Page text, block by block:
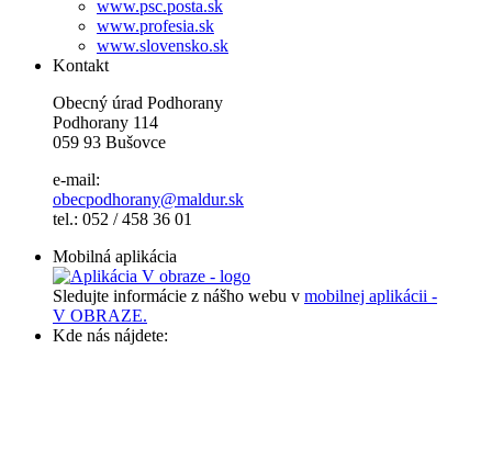
www.psc.posta.sk
www.profesia.sk
www.slovensko.sk
Kontakt
Obecný úrad Podhorany
Podhorany 114
059 93 Bušovce
e-mail:
obecpodhorany@maldur.sk
tel.: 052 / 458 36 01
Mobilná aplikácia
Sledujte informácie z nášho webu v mobilnej aplikácii -
V OBRAZE.
Kde nás nájdete: